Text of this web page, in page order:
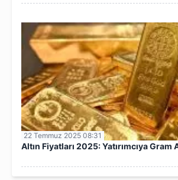
22 Temmuz 2025 08:31
Altın Fiyatları 2025: Yatırımcıya Gram